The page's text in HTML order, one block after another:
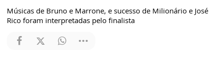
Músicas de Bruno e Marrone, e sucesso de Milionário e José
Rico foram interpretadas pelo finalista